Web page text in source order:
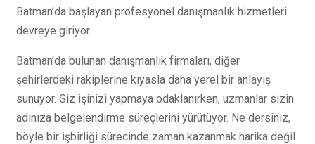
Batman’da başlayan profesyonel danışmanlık hizmetleri
devreye giriyor.
Batman’da bulunan danışmanlık firmaları, diğer
şehirlerdeki rakiplerine kıyasla daha yerel bir anlayış
sunuyor. Siz işinizi yapmaya odaklanırken, uzmanlar sizin
adınıza belgelendirme süreçlerini yürütüyor. Ne dersiniz,
böyle bir işbirliği sürecinde zaman kazanmak harika değil